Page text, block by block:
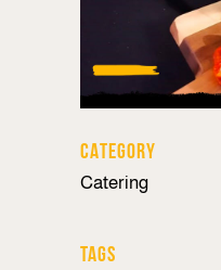
CATEGORY
Catering
TAGS